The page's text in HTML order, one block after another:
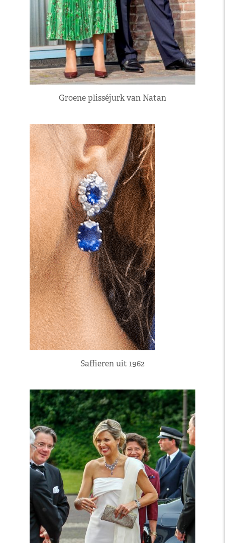
Groene plisséjurk van Natan
Saffieren uit 1962